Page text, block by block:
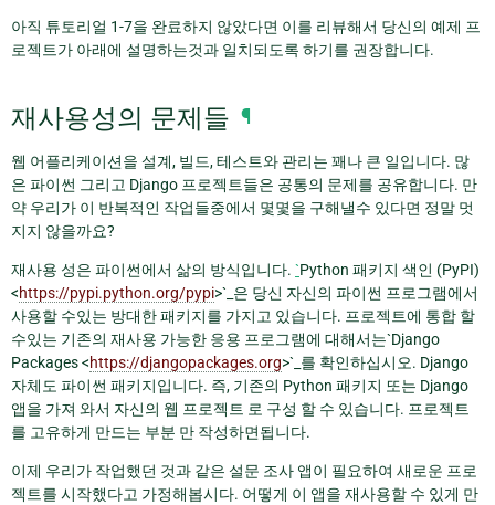
아직 튜토리얼 1-7을 완료하지 않았다면 이를 리뷰해서 당신의 예제 프
로젝트가 아래에 설명하는것과 일치되도록 하기를 권장합니다.
재사용성의 문제들 ¶
웹 어플리케이션을 설계, 빌드, 테스트와 관리는 꽤나 큰 일입니다. 많
은 파이썬 그리고 Django 프로젝트들은 공통의 문제를 공유합니다. 만
약 우리가 이 반복적인 작업들중에서 몇몇을 구해낼수 있다면 정말 멋
지지 않을까요?
재사용 성은 파이썬에서 삶의 방식입니다. `Python 패키지 색인 (PyPI)
<https://pypi.python.org/pypi>`_은 당신 자신의 파이썬 프로그램에서
사용할 수있는 방대한 패키지를 가지고 있습니다. 프로젝트에 통합 할
수있는 기존의 재사용 가능한 응용 프로그램에 대해서는`Django
Packages <https://djangopackages.org>`_를 확인하십시오. Django
자체도 파이썬 패키지입니다. 즉, 기존의 Python 패키지 또는 Django
앱을 가져 와서 자신의 웹 프로젝트 로 구성 할 수 있습니다. 프로젝트
를 고유하게 만드는 부분 만 작성하면됩니다.
이제 우리가 작업했던 것과 같은 설문 조사 앱이 필요하여 새로운 프로
젝트를 시작했다고 가정해봅시다. 어떻게 이 앱을 재사용할 수 있게 만